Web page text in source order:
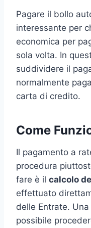
Pagare il bollo
interessante per
economica per
sola volta. In
suddividere il
normalmente
carta di credito.
Come
Il pagamento a
procedura
fare è il calcolo
effettuato
delle Entrate.
possibile